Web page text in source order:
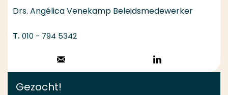
Drs. Angélica Venekamp Beleidsmedewerker
010 - 794 5342
Stuur een email
Volg op
LinkedIn
Gezocht!